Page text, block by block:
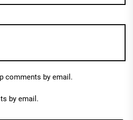
comments by email.
by email.